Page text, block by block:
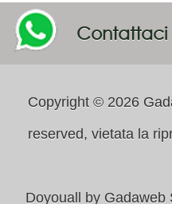
Contattaci
Copyright © 2026
reserved, vietata la
Doyouall by Gadaweb